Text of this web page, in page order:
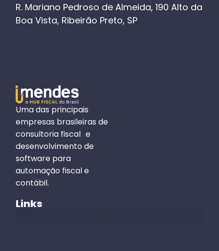
R. Mariano Pedroso de Almeida, 190 Alto da
Boa Vista, Ribeirão Preto, SP
Uma das principais
empresas brasileiras de
consultoria fiscal e
desenvolvimento de
software para
automação fiscal e
contábil.
Links